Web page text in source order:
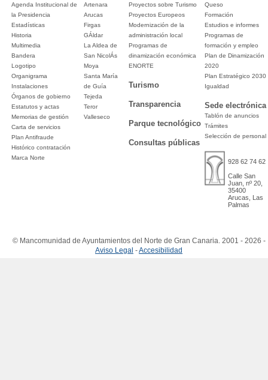
Agenda Institucional de
la Presidencia
Estadísticas
Historia
Multimedia
Bandera
Logotipo
Organigrama
Instalaciones
Órganos de gobierno
Estatutos y actas
Memorias de gestión
Carta de servicios
Plan Antifraude
Histórico contratación
Marca Norte
Artenara
Arucas
Firgas
GÁldar
La Aldea de
San NicolÁs
Moya
Santa María
de Guía
Tejeda
Teror
Valleseco
Proyectos sobre Turismo
Proyectos Europeos
Modernización de la
administración local
Programas de
dinamización económica
ENORTE
Turismo
Transparencia
Parque tecnológico
Consultas públicas
Queso
Formación
Estudios e informes
Programas de
formación y empleo
Plan de Dinamización
2020
Plan Estratégico 2030
Igualdad
Sede electrónica
Tablón de anuncios
Trámites
Selección de personal
928 62 74 62
Calle San
Juan, nº 20,
35400
Arucas, Las
Palmas
© Mancomunidad de Ayuntamientos del Norte de Gran Canaria. 2001 - 2026 -
Aviso Legal -Accesibilidad